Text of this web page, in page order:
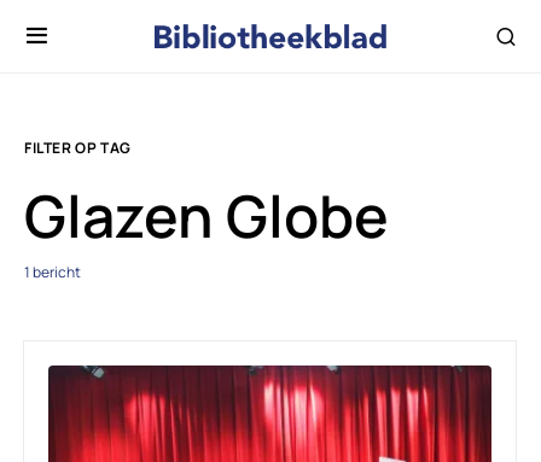
FILTER OP TAG
Glazen Globe
1 bericht